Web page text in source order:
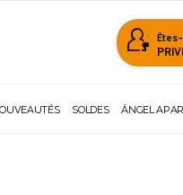
SOLDES ÁNGEL